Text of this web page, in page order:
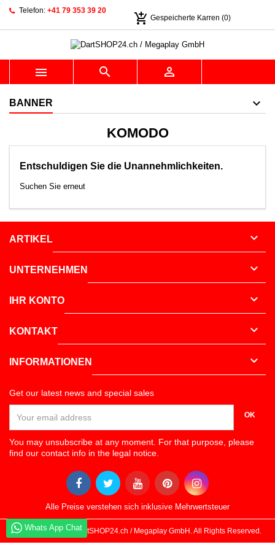
Telefon: +41 79 353 39 20
add_shopping_cart Gespeicherte Karren (0)
  
BANNER
KOMODO
Entschuldigen Sie die Unannehmlichkeiten.
Suchen Sie erneut
ARTIKEL 
UNTERNEHMEN 
IHR KONTO 
KONTAKT 
INFORMATIONEN 
Get our latest news and special sales
OK
You may unsubscribe at any moment. For that purpose, please
find our contact info in the legal notice.
Alle Preise verstehen sich inklusive Mehrwertsteuer
© Copyright 2026 DartSHOP24.ch / Megaplay GmbH. All Rights Reserved.
Whats App Chat
Whats App Chat